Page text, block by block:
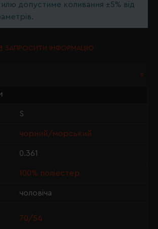
допустиме коливання ±5% від
ЗАПРОСИТИ ІНФОРМАЦІЮ
S
чорний/морський
0.361
100% поліестер
чоловіча
70/54